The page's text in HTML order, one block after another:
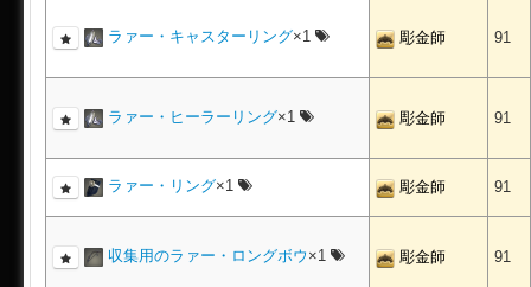
ラァー・キャスターリング×1 彫金師 91
ラァー・ヒーラーリング×1 彫金師 91
ラァー・リング×1 彫金師 91
収集用のラァー・ロングボウ ×1 彫金師 91